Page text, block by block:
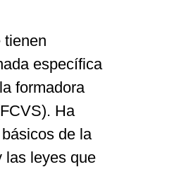
tienen
específica
formadora
Ha
de la
las leyes que